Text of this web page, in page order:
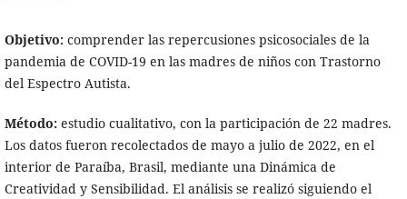
Objetivo:comprender las repercusiones psicosociales de la
pandemia de COVID-19 en las madres de niños con Trastorno
del Espectro Autista.
Método:estudio cualitativo, con la participación de 22 madres.
Los datos fueron recolectados de mayo a julio de 2022, en el
interior de Paraíba, Brasil, mediante una Dinámica de
Creatividad y Sensibilidad. El análisis se realizó siguiendo el